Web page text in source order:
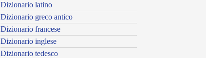
Dizionario latino
Dizionario greco antico
Dizionario francese
Dizionario inglese
Dizionario tedesco